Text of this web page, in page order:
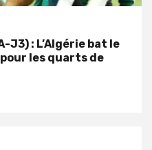
J3) : L’Algérie bat le
les quarts de